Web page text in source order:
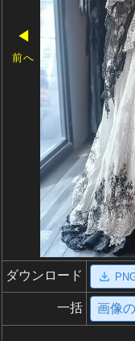
◀
前へ
ダウンロード
一括 画像